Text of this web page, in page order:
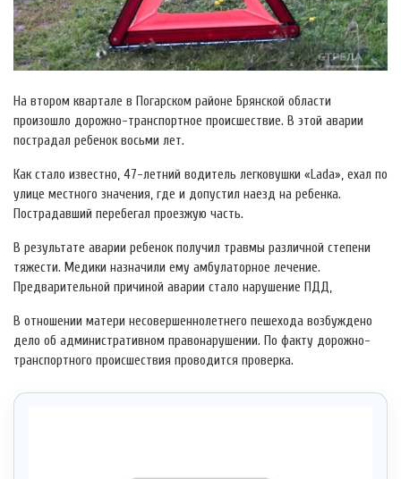
На втором квартале в Погарском районе Брянской области
произошло дорожно-транспортное происшествие. В этой аварии
пострадал ребенок восьми лет.
Как стало известно, 47-летний водитель легковушки «Lada», ехал по
улице местного значения, где и допустил наезд на ребенка.
Пострадавший перебегал проезжую часть.
В результате аварии ребенок получил травмы различной степени
тяжести. Медики назначили ему амбулаторное лечение.
Предварительной причиной аварии стало нарушение ПДД,
В отношении матери несовершеннолетнего пешехода возбуждено
дело об административном правонарушении. По факту дорожно-
транспортного происшествия проводится проверка.